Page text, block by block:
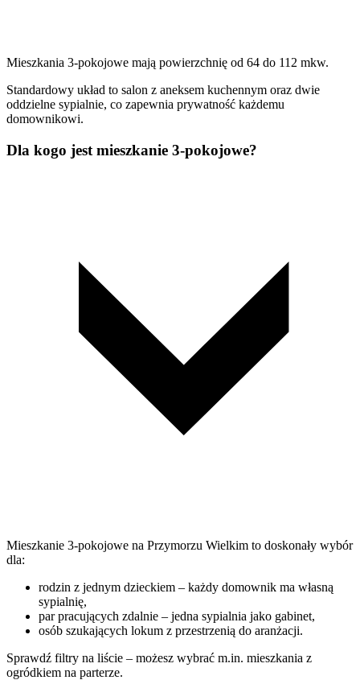
Mieszkania 3-pokojowe mają powierzchnię od 64 do 112 mkw.
Standardowy układ to salon z aneksem kuchennym oraz dwie
oddzielne sypialnie, co zapewnia prywatność każdemu
domownikowi.
Dla kogo jest mieszkanie 3-pokojowe?
Mieszkanie 3-pokojowe na Przymorzu Wielkim to doskonały wybór
dla:
rodzin z jednym dzieckiem – każdy domownik ma własną
sypialnię,
par pracujących zdalnie – jedna sypialnia jako gabinet,
osób szukających lokum z przestrzenią do aranżacji.
Sprawdź filtry na liście – możesz wybrać m.in. mieszkania z
ogródkiem na parterze.